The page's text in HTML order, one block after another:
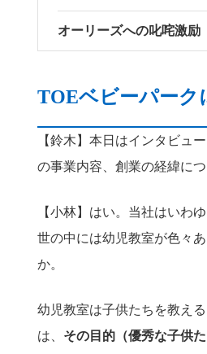
オーリーズへの叱咤激励
TOEベビーパーク
【鈴木】本日はインタビュ
の事業内容、創業の経緯に
【小林】はい。当社はいわ
世の中には幼児教室が色々
か。
幼児教室は子供たちを教え
は、 その目的（優秀な子供